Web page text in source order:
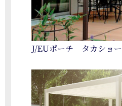
J/EUポーチ タカショー